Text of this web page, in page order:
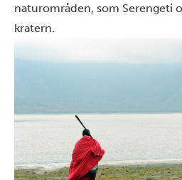
naturområden, som Serengeti
kratern.